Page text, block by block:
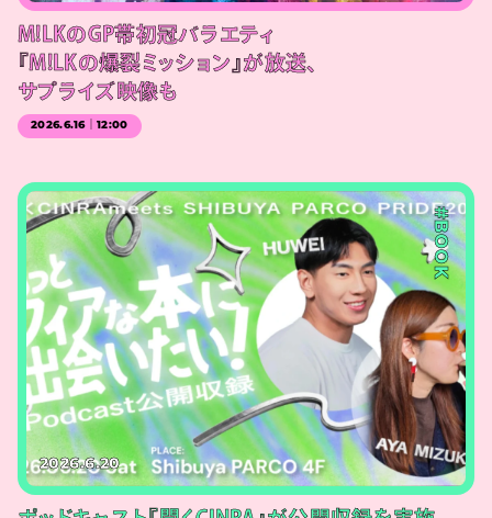
M!LKのGP帯初冠バラエティ
『M!LKの爆裂ミッション』が放送、
サプライズ映像も
2026.6.16｜12:00
#BOOK
2026.6.20